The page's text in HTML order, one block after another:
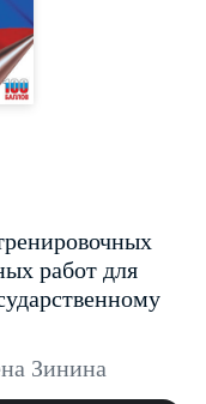
работ для
Зинина